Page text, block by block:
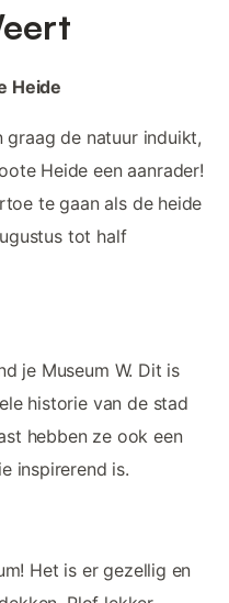
Heide
de natuur induikt,
Heide een aanrader!
te gaan als de heide
tot half
je Museum W. Dit is
historie van de stad
hebben ze ook een
inspirerend is.
Het is er gezellig en